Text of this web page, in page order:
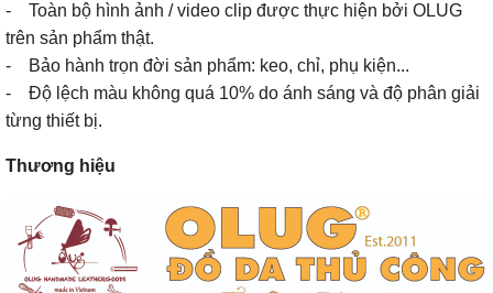
- Toàn bộ hình ảnh / video clip được thực hiện bởi OLUG
trên sản phẩm thật.
- Bảo hành trọn đời sản phẩm: keo, chỉ, phụ kiện...
- Độ lệch màu không quá 10% do ánh sáng và độ phân giải
từng thiết bị.
Thương hiệu